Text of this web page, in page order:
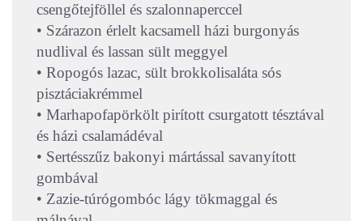
csengőtejföllel és szalonnaperccel
• Szárazon érlelt kacsamell házi burgonyás
nudlival és lassan sült meggyel
• Ropogós lazac, sült brokkolisaláta sós
pisztáciakrémmel
• Marhapofapörkölt pirított csurgatott tésztával
és házi csalamádéval
• Sertésszűz bakonyi mártással savanyított
gombával
• Zazie-túrógombóc lágy tökmaggal és